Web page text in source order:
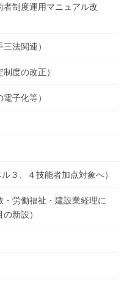
制度運用マニュアル改
法関連）
度の改正）
子化等）
３、４技能者加点対象へ）
労働福祉・建設業経理に
新設）